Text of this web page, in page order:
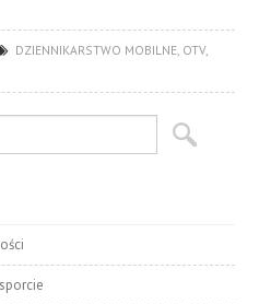
DZIENNIKARSTWO MOBILNE, OTV,